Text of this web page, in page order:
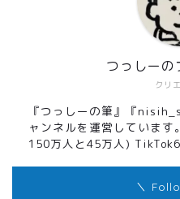
クリ
つっしーの
『つっしーの筆』『
ャンネルを運営していま
150万人と45万人)
＼